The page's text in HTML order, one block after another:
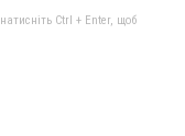
Ctrl + Enter, щоб